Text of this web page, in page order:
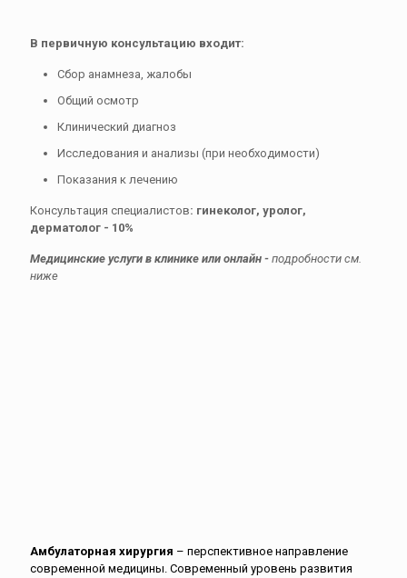
В первичную консультацию входит:
Сбор анамнеза, жалобы
Общий осмотр
Клинический диагноз
Исследования и анализы (при необходимости)
Показания к лечению
Консультация специалистов: гинеколог, уролог,
дерматолог - 10%
Медицинские услуги в клинике или онлайн - подробности см.
ниже
Амбулаторная хирургия – перспективное направление
современной медицины. Современный уровень развития